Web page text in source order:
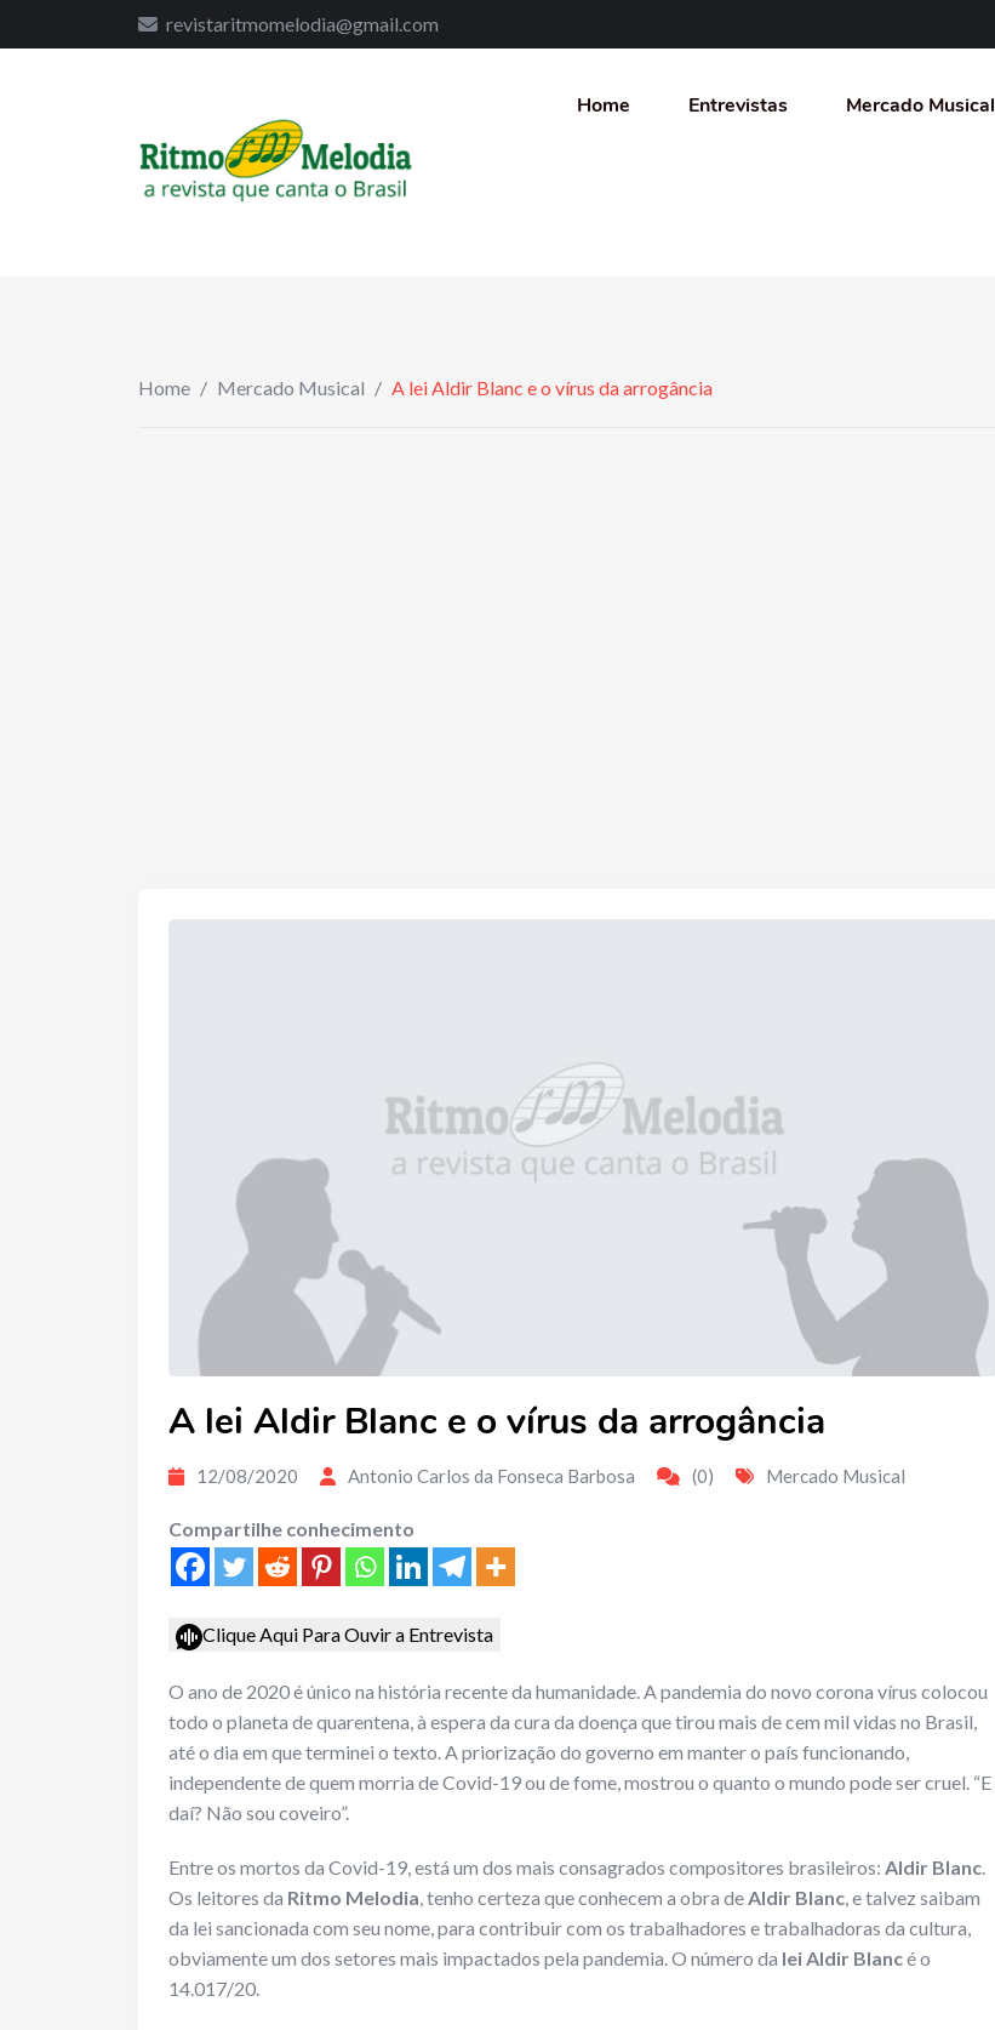
revistaritmomelodia@gmail.com
Home Entrevistas Mercado Musical
Home / Mercado Musical / A lei Aldir Blanc e o vírus da arrogância
A lei Aldir Blanc e o vírus da arrogância
12/08/2020 Antonio Carlos da Fonseca Barbosa (0) Mercado Musical
Compartilhe conhecimento
Clique Aqui Para Ouvir a Entrevista
O ano de 2020 é único na história recente da humanidade. A pandemia do novo corona vírus colocou
todo o planeta de quarentena, à espera da cura da doença que tirou mais de cem mil vidas no Brasil,
até o dia em que terminei o texto. A priorização do governo em manter o país funcionando,
independente de quem morria de Covid-19 ou de fome, mostrou o quanto o mundo pode ser cruel. “E
daí? Não sou coveiro”.
Entre os mortos da Covid-19, está um dos mais consagrados compositores brasileiros: Aldir Blanc.
Os leitores da Ritmo Melodia, tenho certeza que conhecem a obra deAldir Blanc, e talvez saibam
da lei sancionada com seu nome, para contribuir com os trabalhadores e trabalhadoras da cultura,
obviamente um dos setores mais impactados pela pandemia. O número da lei Aldir Blancé o
14.017/20.